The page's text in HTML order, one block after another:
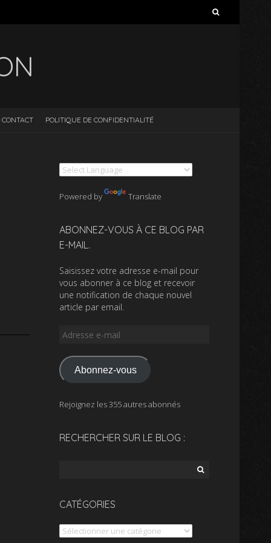
CONTACT POLITIQUE DE CONFIDENTIALITÉ
Powered by Translate
ABONNEZ-VOUS À CE BLOG PAR
E-MAIL.
Saisissez votre adresse e-mail pour
vous abonner à ce blog et recevoir
une notification de chaque nouvel
article par email.
Adresse
mail
Abonnez-vous
Rejoignez les 355 autres abonnés
RECHERCHER SUR LE BLOG :
CATÉGORIES
Catégories